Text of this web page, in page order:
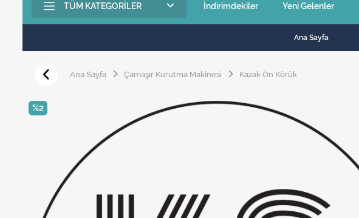
TÜM KATEGORILER İndirimdekiler Yeni Gelenler
Ana Sayfa
Ana Sayfa Çamaşır Kurutma Makinesi Kazak Ön Körük
%2